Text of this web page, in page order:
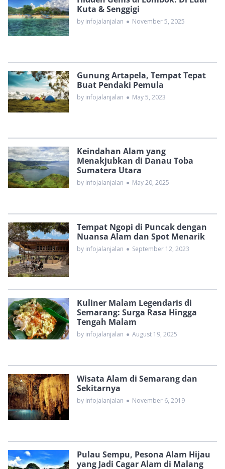
Kuta & Senggigi
by infojalanjalan ● November 5, 2025
Gunung Artapela, Tempat Tepat
Buat Pendaki Pemula
by infojalanjalan ● May 5, 2023
Keindahan Alam yang
Menakjubkan di Danau Toba
Sumatera Utara
by infojalanjalan ● May 20, 2025
Tempat Ngopi di Puncak dengan
Nuansa Alam dan Spot Menarik
by infojalanjalan ● September 12, 2023
Kuliner Malam Legendaris di
Semarang: Surga Rasa Hingga
Tengah Malam
by infojalanjalan ● August 19, 2025
Wisata Alam di Semarang dan
Sekitarnya
by infojalanjalan ● November 6, 2019
Pulau Sempu, Pesona Alam Hijau
yang Jadi Cagar Alam di Malang